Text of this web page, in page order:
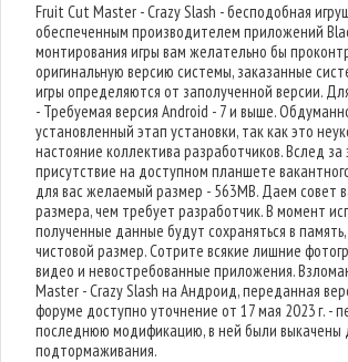
Fruit Cut Master - Crazy Slash - бесподобная
обеспеченным производителем приложений
монтирования игры вам желательно бы
оригинальную версию системы, заказанные
игры определяются от заполученной версии.
- Требуемая версия Android - 7 и выше.
установленный этап установки, так как это
настояние коллектива разработчиков. Вслед за
присутствие на доступном планшете
для вас желаемый размер - 563MB. Даем совет
размера, чем требует разработчик. В момент
полученные данные будут сохраняться в
чистовой размер. Сотрите всякие лишние
видео и невостребованные приложения.
Master - Crazy Slash на Андроид, переданная
форуме доступно уточнение от 17 мая 2023 г. -
последнюю модификацию, в ней были выкачены
подтормаживания.